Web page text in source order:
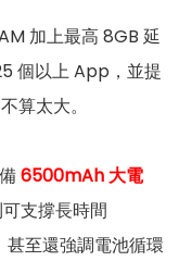
加上最高 8GB 延
個以上 App，並提
算太大。
6500mAh 大電
支撐長時間
至還強調電池循環